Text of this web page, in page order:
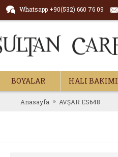
Whatsapp +90(532) 660 76 09
BOYALAR HALI BAKIMI
Anasayfa AVŞAR ES648